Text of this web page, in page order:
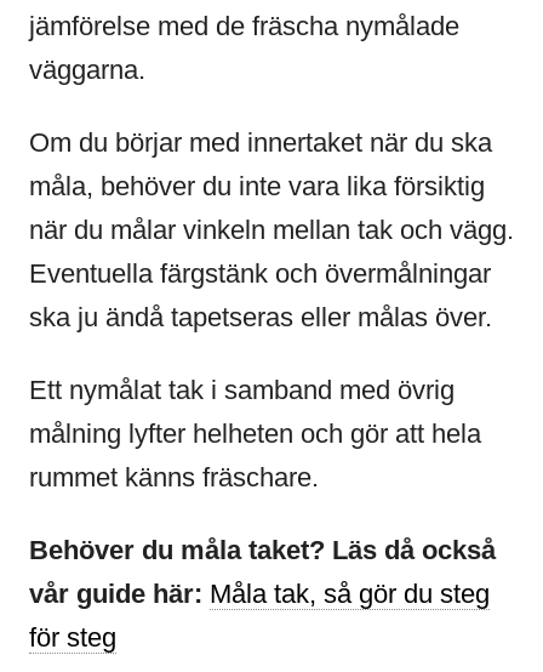
jämförelse med de fräscha nymålade
väggarna.
Om du börjar med innertaket när du ska
måla, behöver du inte vara lika försiktig
när du målar vinkeln mellan tak och vägg.
Eventuella färgstänk och övermålningar
ska ju ändå tapetseras eller målas över.
Ett nymålat tak i samband med övrig
målning lyfter helheten och gör att hela
rummet känns fräschare.
Behöver du måla taket? Läs då också
vår guide här: Måla tak, så gör du steg
för steg